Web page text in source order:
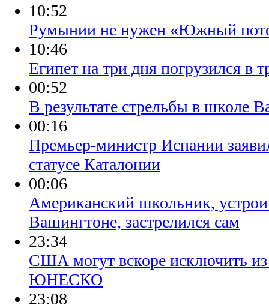
10:52
Румынии не нужен «Южный
10:46
Египет на три дня погрузился в
00:52
В результате стрельбы в школе
00:16
Премьер-министр Испании
статусе Каталонии
00:06
Американский школьник,
Вашингтоне, застрелился сам
23:34
США могут вскоре исключить из
ЮНЕСКО
23:08